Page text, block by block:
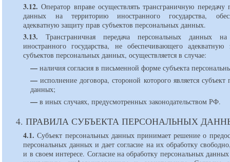
3.12. Оператор вправе осуществлять трансграничную передачу
данных на территорию иностранного государства,
адекватную защиту прав субъектов персональных данных.
3.13. Трансграничная передача персональных данных на
иностранного государства, не обеспечивающего
субъектов персональных данных, осуществляется в случае:
— наличия согласия в письменной форме субъекта
— исполнение договора, стороной которого является субъект
данных;
— в иных случаях, предусмотренных законодательством РФ.
4. ПРАВИЛА СУБЪЕКТА ПЕРСОНАЛЬНЫХ
4.1. Субъект персональных данных принимает решение о
персональных данных и дает согласие на их обработку
и в своем интересе. Согласие на обработку персональных